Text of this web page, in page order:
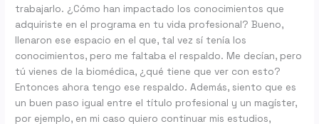
trabajarlo. ¿Cómo han impactado los conocimientos que
adquiriste en el programa en tu vida profesional? Bueno,
llenaron ese espacio en el que, tal vez sí tenía los
conocimientos, pero me faltaba el respaldo. Me decían, pero
tú vienes de la biomédica, ¿qué tiene que ver con esto?
Entonces ahora tengo ese respaldo. Además, siento que es
un buen paso igual entre el título profesional y un magíster,
por ejemplo, en mi caso quiero continuar mis estudios,